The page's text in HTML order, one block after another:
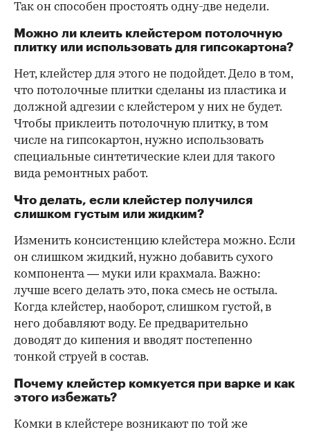
Так он способен простоять одну-две недели.
Можно ли клеить клейстером потолочную
плитку или использовать для гипсокартона?
Нет, клейстер для этого не подойдет. Дело в том,
что потолочные плитки сделаны из пластика и
должной адгезии с клейстером у них не будет.
Чтобы приклеить потолочную плитку, в том
числе на гипсокартон, нужно использовать
специальные синтетические клеи для такого
вида ремонтных работ.
Что делать, если клейстер получился
слишком густым или жидким?
Изменить консистенцию клейстера можно. Если
он слишком жидкий, нужно добавить сухого
компонента — муки или крахмала. Важно:
лучше всего делать это, пока смесь не остыла.
Когда клейстер, наоборот, слишком густой, в
него добавляют воду. Ее предварительно
доводят до кипения и вводят постепенно
тонкой струей в состав.
Почему клейстер комкуется при варке и как
этого избежать?
Комки в клейстере возникают по той же